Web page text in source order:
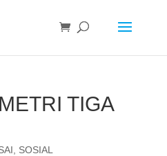
TIGA
SOSIAL